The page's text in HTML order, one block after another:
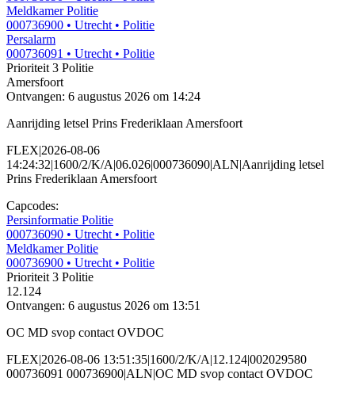
Meldkamer Politie
000736900 • Utrecht • Politie
Persalarm
000736091 • Utrecht • Politie
Prioriteit 3 Politie
Amersfoort
Ontvangen: 6 augustus 2026 om 14:24
Aanrijding letsel Prins Frederiklaan Amersfoort
FLEX|2026-08-06
14:24:32|1600/2/K/A|06.026|000736090|ALN|Aanrijding letsel
Prins Frederiklaan Amersfoort
Capcodes:
Persinformatie Politie
000736090 • Utrecht • Politie
Meldkamer Politie
000736900 • Utrecht • Politie
Prioriteit 3 Politie
12.124
Ontvangen: 6 augustus 2026 om 13:51
OC MD svop contact OVDOC
FLEX|2026-08-06 13:51:35|1600/2/K/A|12.124|002029580
000736091 000736900|ALN|OC MD svop contact OVDOC